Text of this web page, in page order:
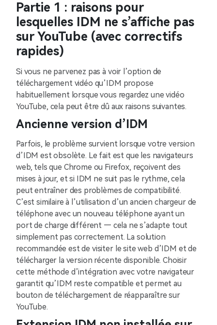
Partie 1 : raisons pour
lesquelles IDM ne s’affiche pas
sur YouTube (avec correctifs
rapides)
Si vous ne parvenez pas à voir l’option de
téléchargement vidéo qu’IDM propose
habituellement lorsque vous regardez une vidéo
YouTube, cela peut être dû aux raisons suivantes.
Ancienne version d’IDM
Parfois, le problème survient lorsque votre version
d’IDM est obsolète. Le fait est que les navigateurs
web, tels que Chrome ou Firefox, reçoivent des
mises à jour, et si IDM ne suit pas le rythme, cela
peut entraîner des problèmes de compatibilité.
C’est similaire à l’utilisation d’un ancien chargeur de
téléphone avec un nouveau téléphone ayant un
port de charge différent — cela ne s’adapte tout
simplement pas correctement. La solution
recommandée est de visiter le site web d’IDM et de
télécharger la version récente disponible. Choisir
cette méthode d’intégration avec votre navigateur
garantit qu’IDM reste compatible et permet au
bouton de téléchargement de réapparaître sur
YouTube.